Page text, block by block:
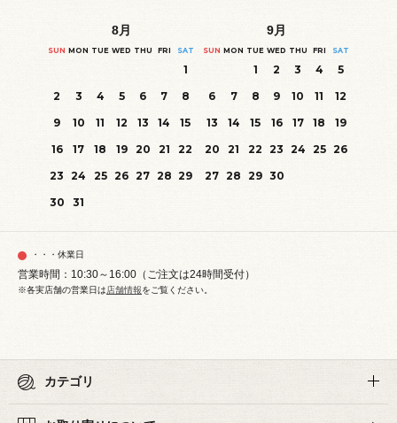
8月
SUN MON TUE WED THU FRI SAT
1
2
3 4 5 6 7
8
9
10 11 12 13 14
15
16
17 18 19 20 21
22
23 24 25 26 27 28 29
30
31
9月
SUN MON TUE WED THU FRI SAT
1 2 3 4
5
6
7 8 9 10 11
12
13
14 15 16 17 18
19
20
21 22 23 24 25 26
27 28 29 30
・・・休業日
営業時間：10:30～16:00（ご注文は24時間受付）
※各実店舗の営業日は店舗情報をご覧ください。
カテゴリ